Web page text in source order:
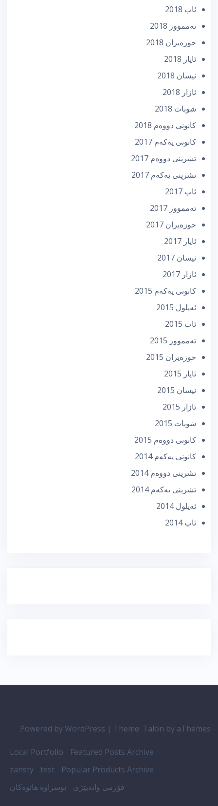
ئاب 2018
تەممووز 2018
حوزه‌یران 2018
ئایار 2018
نیسان 2018
ئازار 2018
شوبات 2018
كانونی دووه‌م 2018
كانونی یه‌كه‌م 2017
تشرینی دووه‌م 2017
تشرینی یه‌كه‌م 2017
ئاب 2017
تەممووز 2017
حوزه‌یران 2017
ئایار 2017
نیسان 2017
ئازار 2017
كانونی یه‌كه‌م 2015
ئه‌یلول 2015
ئاب 2015
تەممووز 2015
حوزه‌یران 2015
ئایار 2015
نیسان 2015
ئازار 2015
شوبات 2015
كانونی دووه‌م 2015
كانونی یه‌كه‌م 2014
تشرینی دووه‌م 2014
تشرینی یه‌كه‌م 2014
ئه‌یلول 2014
ئاب 2014
Powered by WordPress | Theme: Talon by aThemes.
Featured Posts Archive
Local Portfolio
Popular Products Archive
test
zansty
فۆرمی وانەبێژی
نوسراوە هاتوەکان